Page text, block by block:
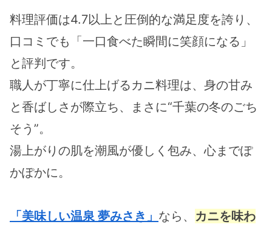
料理評価は4.7以上と圧倒的な満足度を誇り、
口コミでも「一口食べた瞬間に笑顔になる」
と評判です。
職人が丁寧に仕上げるカニ料理は、身の甘み
と香ばしさが際立ち、まさに“千葉の冬のごち
そう”。
湯上がりの肌を潮風が優しく包み、心までぽ
かぽかに。
「美味しい温泉 夢みさき」 なら、 カニを味わ